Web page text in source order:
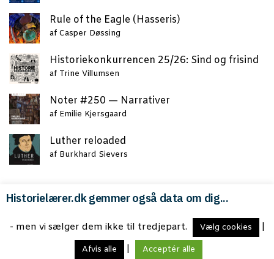
Rule of the Eag­le (Has­se­ris)
af Casper Døssing
Histo­rie­kon­kur­ren­cen 25/26: Sind og frisind
af Trine Villumsen
Noter #250 — Narrativer
af Emilie Kjersgaard
Lut­her reloaded
af Burkhard Sievers
Copyright © 2026 med
til HLF
Brugs­vil­kår og persondatapolitik
Historielærer.dk gemmer også data om dig...
- men vi sælger dem ikke til tredjepart. Vælg cookies
Afvis alle Acceptér alle